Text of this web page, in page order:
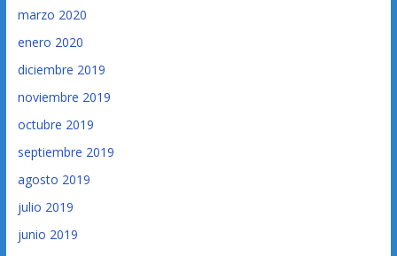
marzo 2020
enero 2020
diciembre 2019
noviembre 2019
octubre 2019
septiembre 2019
agosto 2019
julio 2019
junio 2019